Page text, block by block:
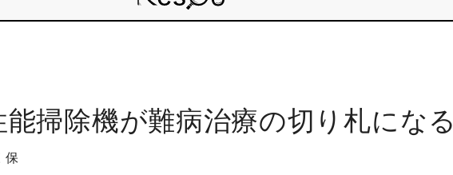
掃除機が難病治療の切り札になる
保